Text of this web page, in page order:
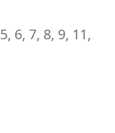
6, 7, 8, 9, 11,